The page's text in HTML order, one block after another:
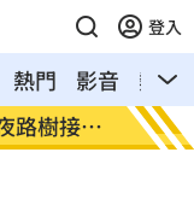
登入
熱門 影音
熱搜
路樹接連
綠擋
隊